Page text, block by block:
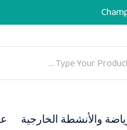
والأنشطة الخارجية